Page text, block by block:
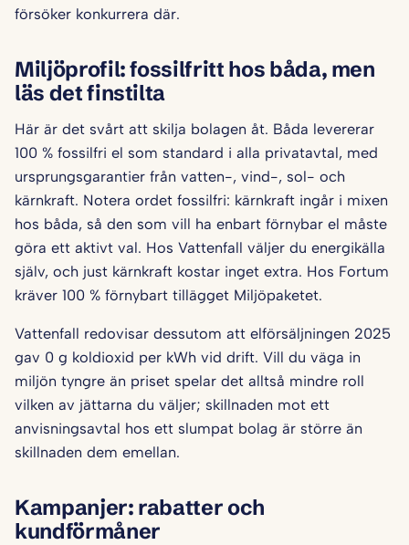
försöker konkurrera där.
Miljöprofil: fossilfritt hos båda, men
läs det finstilta
Här är det svårt att skilja bolagen åt. Båda levererar
100 % fossilfri el som standard i alla privatavtal, med
ursprungsgarantier från vatten-, vind-, sol- och
kärnkraft. Notera ordet fossilfri: kärnkraft ingår i mixen
hos båda, så den som vill ha enbart förnybar el måste
göra ett aktivt val. Hos Vattenfall väljer du energikälla
själv, och just kärnkraft kostar inget extra. Hos Fortum
kräver 100 % förnybart tillägget Miljöpaketet.
Vattenfall redovisar dessutom att elförsäljningen 2025
gav 0 g koldioxid per kWh vid drift. Vill du väga in
miljön tyngre än priset spelar det alltså mindre roll
vilken av jättarna du väljer; skillnaden mot ett
anvisningsavtal hos ett slumpat bolag är större än
skillnaden dem emellan.
Kampanjer: rabatter och
kundförmåner